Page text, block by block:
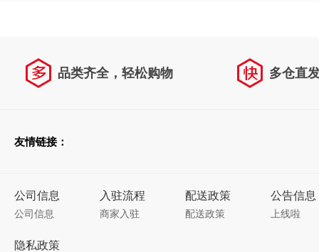
品类齐全，轻松购物 多仓直
友情链接：
公司信息
公司信息
入驻流程
商家入驻
配送政策
配送政策
公告信息
上线啦
隐私政策